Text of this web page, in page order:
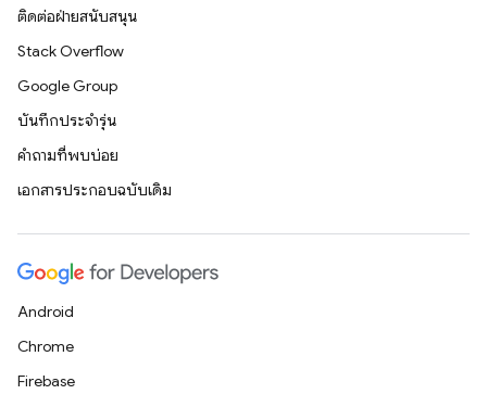
ติดต่อฝ่ายสนับสนุน
Stack Overflow
Google Group
บันทึกประจำรุ่น
คำถามที่พบบ่อย
เอกสารประกอบฉบับเดิม
Android
Chrome
Firebase